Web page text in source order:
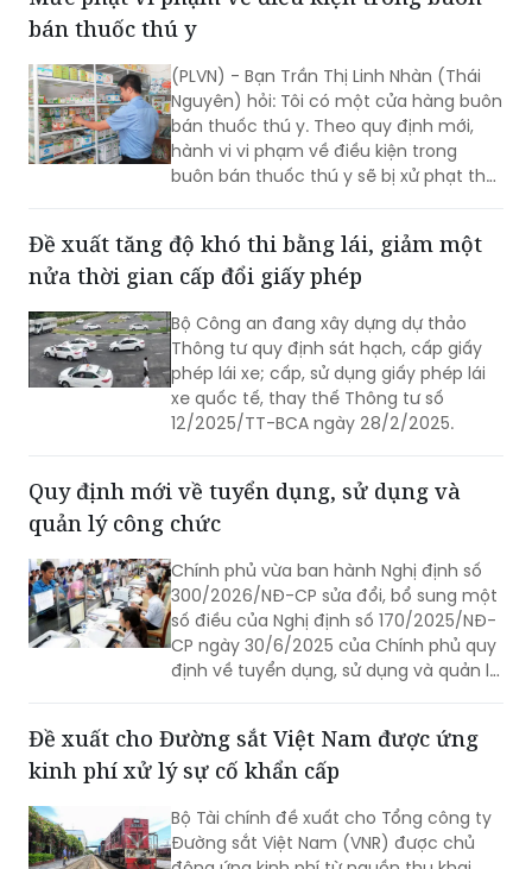
ĐỌC THÊM
Mức phạt vi phạm về điều kiện trong buôn
bán thuốc thú y
(PLVN) - Bạn Trần Thị Linh Nhàn (Thái
Nguyên) hỏi: Tôi có một cửa hàng buôn
hành vi vi phạm về điều kiện trong
buôn bán thuốc thú y sẽ bị xử phạt thế
nào?
Đề xuất tăng độ khó thi bằng lái, giảm một
nửa thời gian cấp đổi giấy phép
Bộ Công an đang xây dựng dự thảo
Thông tư quy định sát hạch, cấp giấy
xe quốc tế, thay thế Thông tư số
12/2025/TT-BCA ngày 28/2/2025.
Quy định mới về tuyển dụng, sử dụng và
quản lý công chức
Chính phủ vừa ban hành Nghị định số
300/2026/NĐ-CP sửa đổi, bổ sung một
CP ngày 30/6/2025 của Chính phủ quy
định về tuyển dụng, sử dụng và quản lý
công chức.
Đề xuất cho Đường sắt Việt Nam được ứng
kinh phí xử lý sự cố khẩn cấp